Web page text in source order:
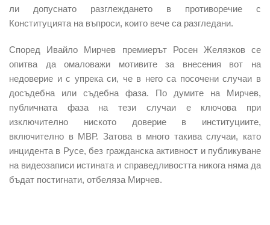
ли допуснато разглеждането в противоречие с
Конституцията на въпроси, които вече са разгледани.
Според Ивайло Мирчев премиерът Росен Желязков се
опитва да омаловажи мотивите за внесения вот на
недоверие и с упрека си, че в него са посочени случаи в
досъдебна или съдебна фаза. По думите на Мирчев,
публичната фаза на тези случаи е ключова при
изключително ниското доверие в институциите,
включително в МВР. Затова в много такива случаи, като
инцидента в Русе, без гражданска активност и публикуване
на видеозаписи истината и справедливостта никога няма да
бъдат постигнати, отбеляза Мирчев.